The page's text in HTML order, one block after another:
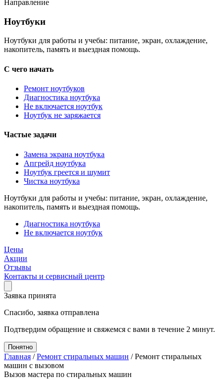
Ноутбуки
Направление
Ноутбуки
Ноутбуки для работы и учебы: питание, экран, охлаждение,
накопитель, память и выездная помощь.
С чего начать
Ремонт ноутбуков
Диагностика ноутбука
Не включается ноутбук
Ноутбук не заряжается
Частые задачи
Замена экрана ноутбука
Апгрейд ноутбука
Ноутбук греется и шумит
Чистка ноутбука
Ноутбуки для работы и учебы: питание, экран, охлаждение,
накопитель, память и выездная помощь.
Диагностика ноутбука
Не включается ноутбук
Цены
Акции
Отзывы
Контакты и сервисный центр
Заявка принята
Спасибо, заявка отправлена
Подтвердим обращение и свяжемся с вами в течение 2 минут.
Понятно
Главная /Ремонт стиральных машин /Ремонт стиральных
машин с вызовом
Вызов мастера по стиральных машин